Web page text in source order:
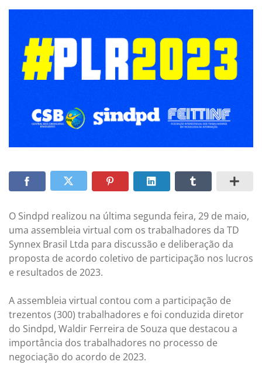
O Sindpd realizou na última segunda feira, 29 de maio,
uma assembleia virtual com os trabalhadores da TD
Synnex Brasil Ltda para discussão e deliberação da
proposta de acordo coletivo de participação nos lucros
e resultados de 2023.
A assembleia virtual contou com a participação de
trezentos (300) trabalhadores e foi conduzida diretor
do Sindpd, Waldir Ferreira de Souza que destacou a
importância dos trabalhadores no processo de
negociação do acordo de 2023.